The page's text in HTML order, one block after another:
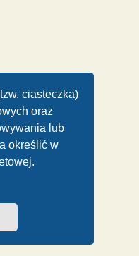
ciasteczka)
oraz
lub
określić w